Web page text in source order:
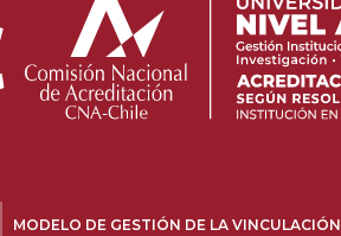
MODELO DE GESTIÓN DE LA VINCULACIÓN